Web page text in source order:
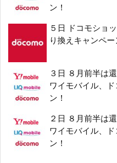
ン！
５日 ドコモショ
り換えキャンペー
３日 ８月前半は
ワイモバイル、
ン！
２日 ８月前半は
ワイモバイル、
ン！